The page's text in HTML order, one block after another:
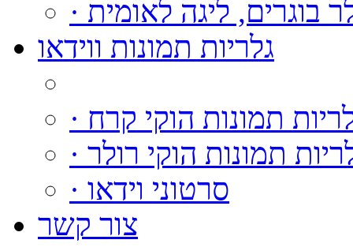
בוגרים, ליגה לאומית
גלריות תמונות ווידאו
תמונות הוקי קרח
תמונות הוקי רולר
· סרטוני וידאו
צור קשר